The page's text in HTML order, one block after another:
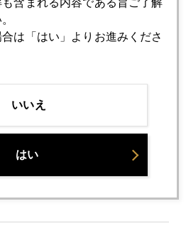
目に変化
は「はい」よりお進みくださ
いいえ
はい